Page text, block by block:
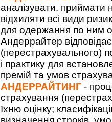
аналізувати, приймати
відхиляти всі види
для одержання по ним
Андеррайтер
(перестрахувального)
і практику для
премій та умов
АНДЕРРАЙТИНГ -
страхування
їхню оцінку;